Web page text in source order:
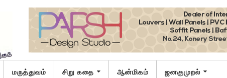
மருத்துவம் சிறு கதை ஆன்மிகம் ஜனகுமுறல்